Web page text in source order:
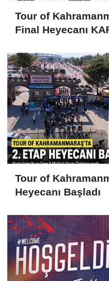
Tour of
Final Heyecanı
Tour of
Heyecanı Başladı